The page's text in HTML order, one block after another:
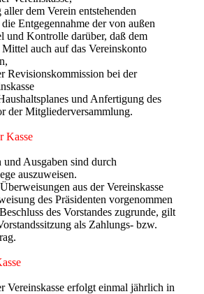
dem Verein entstehenden
Entgegennahme der von außen
und Kontrolle darüber, daß dem
Mittel auch auf das Vereinskonto
Revisionskommission bei der
und Anfertigung des
der Mitgliederversammlung.
Kasse
Ausgaben sind durch
auszuweisen.
aus der Vereinskasse
des Präsidenten vorgenommen
des Vorstandes zugrunde, gilt
als Zahlungs- bzw.
Vereinskasse erfolgt einmal jährlich in